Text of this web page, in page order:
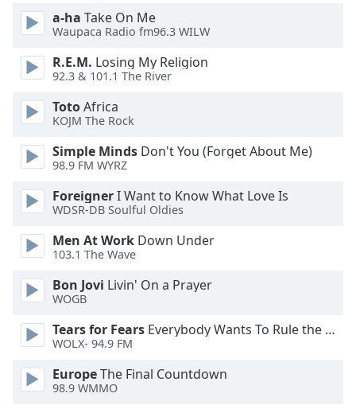
Opacity
Background
Color
Opacity
Caption
Area
Color
Opacity
Font
a-ha Take On Me
Waupaca Radio fm96.3 WILW
R.E.M. Losing My Religion
92.3 & 101.1 The River
TotoAfrica
KOJM The Rock
Simple Minds Don't You (Forget About Me)
98.9 FM WYRZ
ForeignerI Want to Know What Love Is
WDSR-DB Soulful Oldies
Men At Work Down Under
103.1 The Wave
Bon Jovi Livin' On a Prayer
WOGB
Tears for Fears Everybody Wants To Rule the World
WOLX- 94.9 FM
EuropeThe Final Countdown
98.9 WMMO